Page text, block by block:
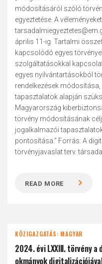
módosításáról szóló
egyeztetése. A
április 11-ig. Tartalmi
kapcsolódó egyes
szolgáltatásokkal
egyes nyilvántartásokból
rendelkezések
tapasztalatok alapján
Magyarország
törvény módosításának
jogalkalmazói
pontosítása.” Forrás: A
törvényjavaslat terv.
READ MORE
KÖZIGAZGATÁS: MAGYAR
2024. évi LXXIII. törvény
okmányok